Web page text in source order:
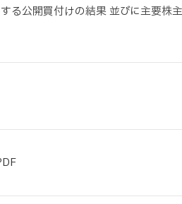
る公開買付けの結果 並びに主要株主